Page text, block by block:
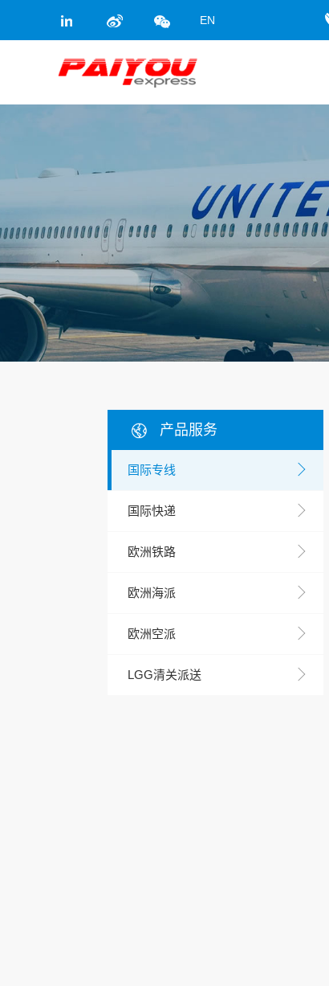
EN
产品服务
国际专线
国际快递
欧洲铁路
欧洲海派
欧洲空派
LGG清关派送